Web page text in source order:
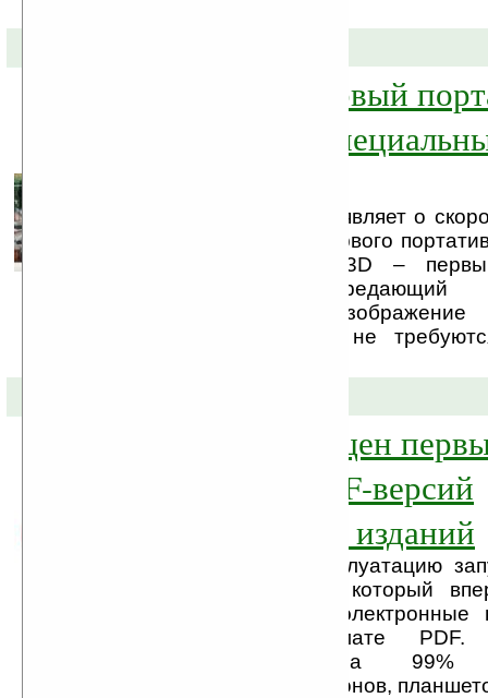
Cowon 3D – первый
3D плеер без
Компания BLADE объявляет о
российском рынке первого
от Cowon. Cowon 3D –
медиаплеер, передающий
стереоскопическое
просмотра которого не
В России запущен
по продаже PDF-версий
периодических изданий
В коммерческую эксплуатацию
сервис YourPress.ru, который
позволяет покупать
журналов в формате PDF.
поддерживается на 99%
компьютеров, смартфонов,